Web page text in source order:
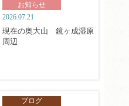
お知らせ
2026.07.21
現在の奥大山 鏡ヶ成湿原
周辺
ブログ